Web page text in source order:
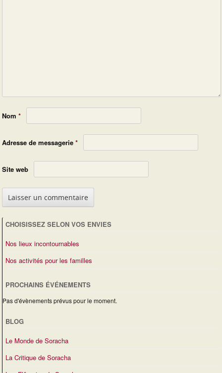
Nom *
Adresse de messagerie *
Site web
CHOISISSEZ SELON VOS ENVIES
Nos lieux incontournables
Nos activités pour les familles
PROCHAINS ÉVÉNEMENTS
Pas d'évènements prévus pour le moment.
BLOG
Le Monde de Soracha
La Critique de Soracha